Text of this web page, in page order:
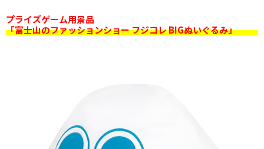
プライズゲーム用景品
「富士山のファッションショー フジコレ BIGぬいぐるみ」